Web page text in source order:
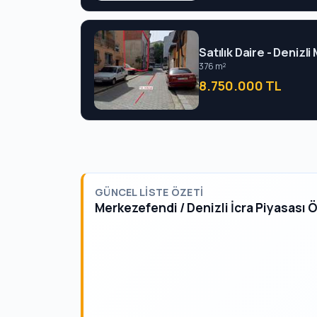
Satılık Daire -
376 m²
8.750.000 TL
GÜNCEL LISTE ÖZETI
Merkezefendi / Denizli İcra Piyasası